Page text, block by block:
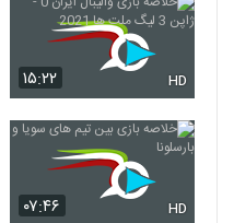
۱۵:۲۲ HD
۰۷:۴۶ HD